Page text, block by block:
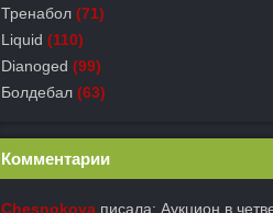
Тренабол (71)
Liquid (110)
Dianoged (99)
Болдебал (63)
Комментарии
Chesnokova писала: Аукцион в